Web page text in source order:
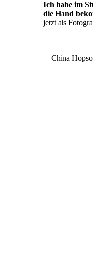
Ich habe im
die Hand
jetzt als
China